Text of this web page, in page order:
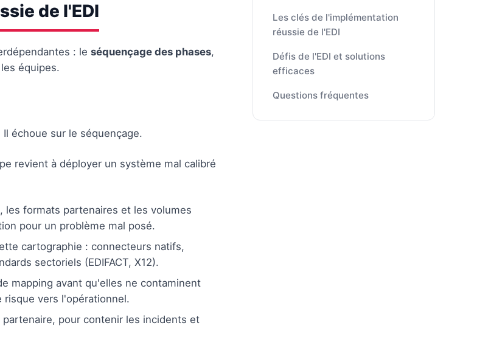
Les clés de l'implémentation
réussie de l'EDI
Défis de l'EDI et solutions
efficaces
Questions fréquentes
de l'EDI
: le séquençage des phases,
équipes.
échoue sur le séquençage.
revient à déployer un système mal calibré
les formats partenaires et les volumes
pour un problème mal posé.
cartographie : connecteurs natifs,
sectoriels (EDIFACT, X12).
mapping avant qu'elles ne contaminent
vers l'opérationnel.
pour contenir les incidents et